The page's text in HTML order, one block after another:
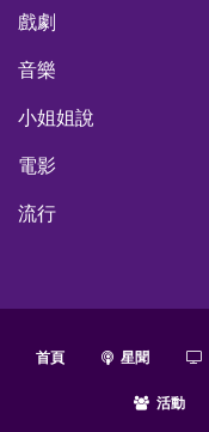
戲劇
音樂
小姐姐說
電影
流行
首頁 星聞
活動